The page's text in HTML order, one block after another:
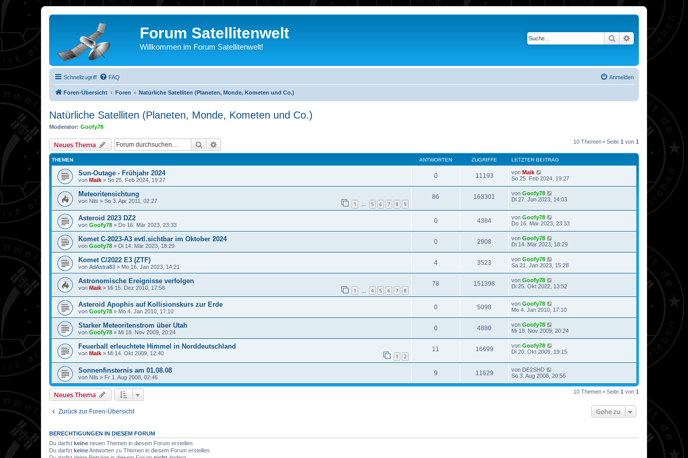
Forum Satellitenwelt
Willkommen im Forum Satellitenwelt!
Suche Erweiterte Suche
Schnellzugriff FAQ Anmelden
Foren-Übersicht Foren Natürliche Satelliten (Planeten, Monde, Kometen und Co.)
Natürliche Satelliten (Planeten, Monde, Kometen und Co.)
Moderator: Goofy78
Neues Thema Suche 10 Themen • Seite 1 von 1
THEMEN ANTWORTEN ZUGRIFFE LETZTER BEITRAG
Sun-Outage - Frühjahr 2024
von Maik » So 25. Feb 2024, 19:27
0 11193 von Maik
So 25. Feb 2024, 19:27
Meteoritensichtung
von Nils » So 3. Apr 2011, 02:27 1 … 5 6 7 8 9
86 163301 von Goofy78
Di 27. Jun 2023, 14:03
Asteroid 2023 DZ2
von Goofy78 » Do 16. Mär 2023, 23:33
0 4384 von Goofy78
Do 16. Mär 2023, 23:33
Komet C-2023-A3 evtl.sichtbar im Oktober 2024
von Goofy78 » Di 14. Mär 2023, 18:29
0 2908 von Goofy78
Di 14. Mär 2023, 18:29
Komet C/2022 E3 (ZTF)
von AdAstra83 » Mo 16. Jan 2023, 14:21
4 3523 von Goofy78
Sa 21. Jan 2023, 15:28
Astronomische Ereignisse verfolgen
von Maik » Mi 15. Dez 2010, 17:58 1 4 5 6 7 8
78 151398 von Goofy78
Di 25. Okt 2022, 13:52
Asteroid Apophis auf Kollisionskurs zur Erde
von Goofy78 » Mo 4. Jan 2010, 17:10
0 5098 von Goofy78
Mo 4. Jan 2010, 17:10
Starker Meteoritenstrom über Utah
von Goofy78 » Mi 18. Nov 2009, 20:24
0 4880 von Goofy78
Mi 18. Nov 2009, 20:24
Feuerball erleuchtete Himmel in Norddeutschland
von Maik » Mi 14. Okt 2009, 12:40 1 2
11 16699 von Goofy78
Di 20. Okt 2009, 19:15
Sonnenfinsternis am 01.08.08
von Nils » Fr 1. Aug 2008, 02:46
9 11629 von DE2SHD
So 3. Aug 2008, 20:56
Neues Thema 10 Themen • Seite 1 von 1
Zurück zur Foren-Übersicht Gehe zu
BERECHTIGUNGEN IN DIESEM FORUM
Du darfst keine neuen Themen in diesem Forum erstellen.
Du darfst keineAntworten zu Themen in diesem Forum erstellen.